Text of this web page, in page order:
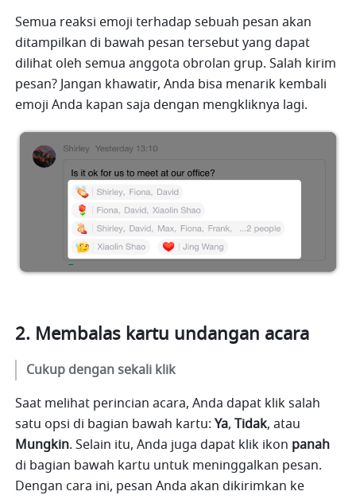
Semua reaksi emoji terhadap sebuah pesan akan
ditampilkan di bawah pesan tersebut yang dapat
dilihat oleh semua anggota obrolan grup. Salah kirim
pesan? Jangan khawatir, Anda bisa menarik kembali
emoji Anda kapan saja dengan mengkliknya lagi.
Membalas kartu undangan acara
Cukup dengan sekali klik
Saat melihat perincian acara, Anda dapat klik salah
satu opsi di bagian bawah kartu: Ya, Tidak
Mungkin. Selain itu, Anda juga dapat klik ikon panah
di bagian bawah kartu untuk meninggalkan pesan.
Dengan cara ini, pesan Anda akan dikirimkan ke